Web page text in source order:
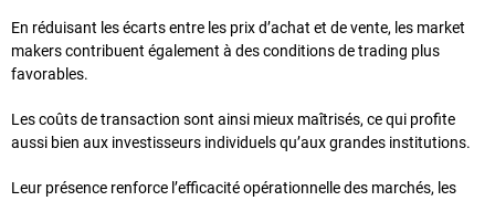
En réduisant les écarts entre les prix d’achat et de vente, les market
makers contribuent également à des conditions de trading plus
favorables.
Les coûts de transaction sont ainsi mieux maîtrisés, ce qui profite
aussi bien aux investisseurs individuels qu’aux grandes institutions.
Leur présence renforce l’efficacité opérationnelle des marchés, les